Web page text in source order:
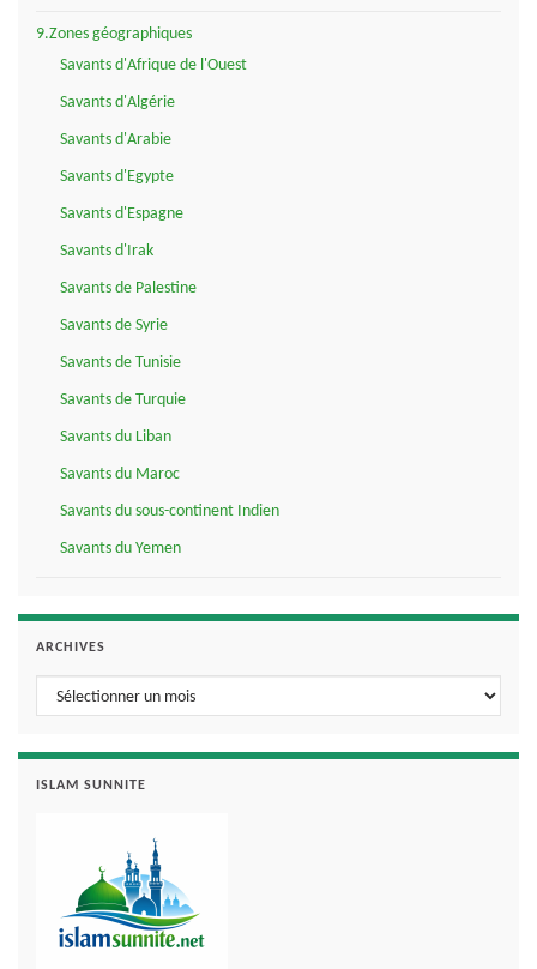
9.Zones géographiques
Savants d'Afrique de l'Ouest
Savants d'Algérie
Savants d'Arabie
Savants d'Egypte
Savants d'Espagne
Savants d'Irak
Savants de Palestine
Savants de Syrie
Savants de Tunisie
Savants de Turquie
Savants du Liban
Savants du Maroc
Savants du sous-continent Indien
Savants du Yemen
ARCHIVES
Archives
ISLAM SUNNITE